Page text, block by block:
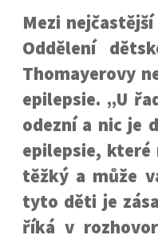
Mezi
Oddělení
Thomayerovy
epilepsie. „U
odezní a nic je
epilepsie, které
těžký a může
tyto děti je
říká v